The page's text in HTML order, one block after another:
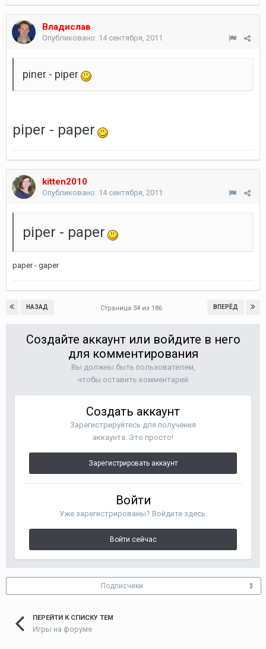
Владислав
Опубликовано: 14 сентября, 2011
piner - piper
piper - paper
kitten2010
Опубликовано: 14 сентября, 2011
piper - paper
paper - gaper
НАЗАД ВПЕРЁД
Страница 34 из 186
Создайте аккаунт или войдите в него
для комментирования
Вы должны быть пользователем,
чтобы оставить комментарий
Создать аккаунт
Зарегистрируйтесь для получения
аккаунта. Это просто!
Зарегистрировать аккаунт
Войти
Уже зарегистрированы? Войдите здесь.
Войти сейчас
Подписчики 3
ПЕРЕЙТИ К СПИСКУ ТЕМ
Игры на форуме